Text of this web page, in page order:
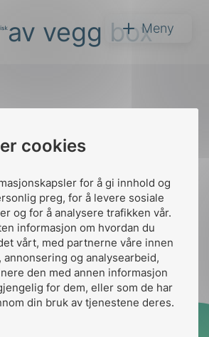
cookies
for å gi innhold og
preg, for å levere sosiale
og for å analysere trafikken vår.
informasjon om hvordan du
vårt, med partnerne våre innen
annonsering og analysearbeid,
den med annen informasjon
for dem, eller som de har
din bruk av tjenestene deres.
Meny
vegg box
nek@nek.no
Bruk av Cookies